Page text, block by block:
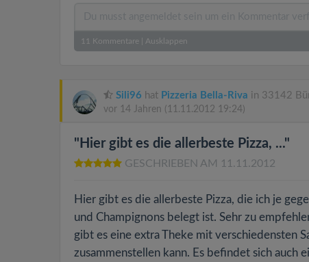
11 Kommentare Ausklappen
Sili96 hat Pizzeria Bella-Riva in 33142
vor 14 Jahren (11.11.2012 19:24)
"Hier gibt es die allerbeste Pizza, ..."
GESCHRIEBEN AM 11.11.2012
Hier gibt es die allerbeste Pizza, die ich je
und Champignons belegt ist. Sehr zu
gibt es eine extra Theke mit verschiedensten
zusammenstellen kann. Es befindet sich auch